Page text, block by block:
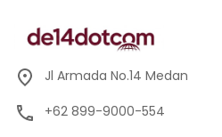
Jl Armada No.14 Medan
+62 899-9000-554